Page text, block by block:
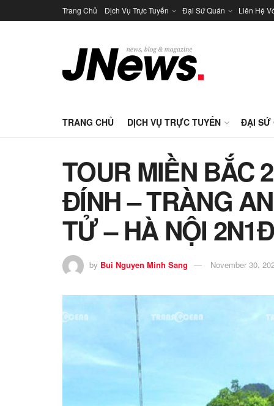
Trang Chủ Dịch Vụ Trực Tuyến Đại Sứ Quán Liên Hệ
TRANG CHỦ DỊCH VỤ TRỰC TUYẾN ĐẠI SỨ
TOUR MIỀN BẮC
ĐÍNH – TRÀNG
TỬ – HÀ NỘI 2N1Đ
by Bui Nguyen Minh Sang November 30,